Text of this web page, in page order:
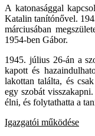
A katonasággal
Katalin tanítónővel.
márciusában
1954-ben Gábor.
1945. július 26-án a
kapott és
lakottan találta, és
egy szobát
élni, és folytathatta a
Igazgatói működése